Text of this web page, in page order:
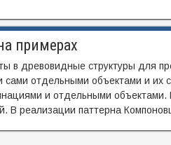
примерах
в древовидные структуры для
отдельными объектами и их
и отдельными объектами.
В реализации паттерна